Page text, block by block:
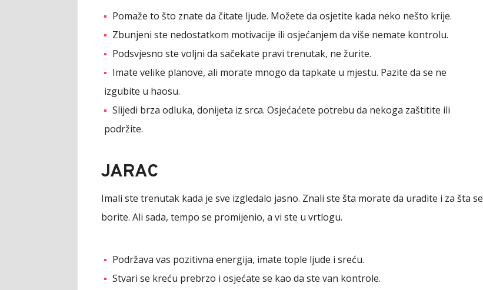
Pomaže to što znate da čitate ljude. Možete da osjetite kada neko nešto krije.
Zbunjeni ste nedostatkom motivacije ili osjećanjem da više nemate kontrolu.
Podsvjesno ste voljni da sačekate pravi trenutak, ne žurite.
Imate velike planove, ali morate mnogo da tapkate u mjestu. Pazite da se ne
izgubite u haosu.
Slijedi brza odluka, donijeta iz srca. Osjećaćete potrebu da nekoga zaštitite ili
podržite.
JARAC
Imali ste trenutak kada je sve izgledalo jasno. Znali ste šta morate da uradite i za šta se
borite. Ali sada, tempo se promijenio, a vi ste u vrtlogu.
Podržava vas pozitivna energija, imate tople ljude i sreću.
Stvari se kreću prebrzo i osjećate se kao da ste van kontrole.